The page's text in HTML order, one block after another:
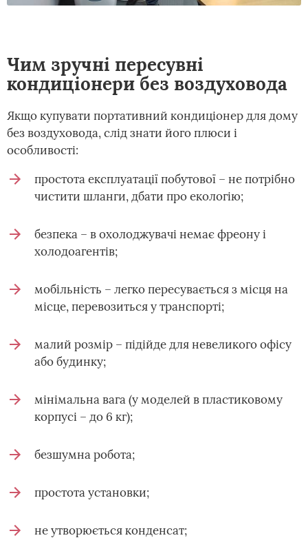
Чим зручні пересувні
кондиціонери без воздуховода
Якщо купувати портативний кондиціонер для дому
без воздуховода, слід знати його плюси і
особливості:
простота експлуатації побутової – не потрібно
чистити шланги, дбати про екологію;
безпека – в охолоджувачі немає фреону і
холодоагентів;
мобільність – легко пересувається з місця на
місце, перевозиться у транспорті;
малий розмір – підійде для невеликого офісу
або будинку;
мінімальна вага (у моделей в пластиковому
корпусі – до 6 кг);
безшумна робота;
простота установки;
не утворюється конденсат;